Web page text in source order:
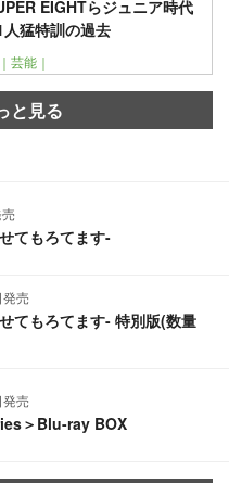
EIGHTらジュニア時代
猛特訓の過去
｜芸能｜
と見る
てもろてます-
売
てもろてます- 特別版(数量
売
＞Blu-ray BOX